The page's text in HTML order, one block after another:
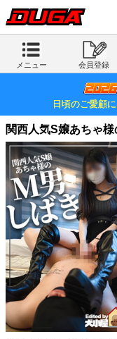
メニュー 会員登録
日頃のご愛顧
関西人気S嬢あちゃ様